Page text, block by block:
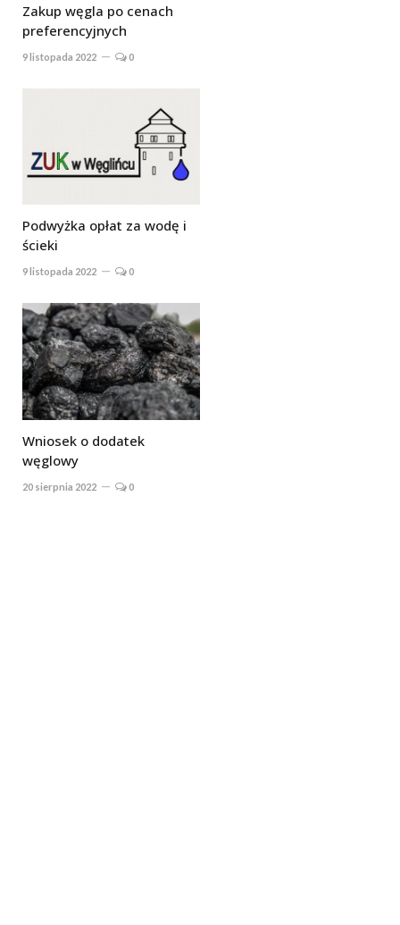
Zakup węgla po cenach
preferencyjnych
9 listopada 2022 0
Podwyżka opłat za wodę i
ścieki
9 listopada 2022 0
Wniosek o dodatek
węglowy
20 sierpnia 2022 0